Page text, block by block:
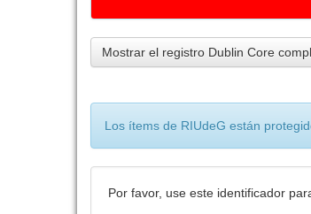
Mostrar el registro Dublin Core
Los ítems de RIUdeG están
Por favor, use este identificador